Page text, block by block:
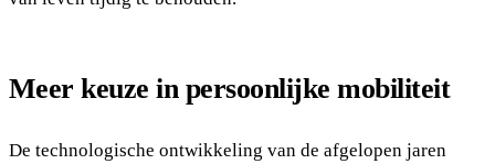
Meer keuze in persoonlijke mobiliteit
De technologische ontwikkeling van de afgelopen jaren